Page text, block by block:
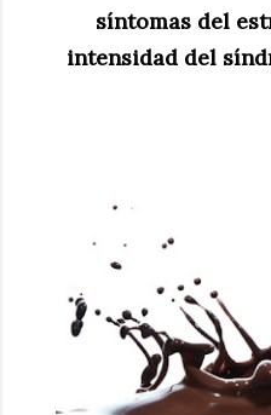
síntomas del
intensidad del